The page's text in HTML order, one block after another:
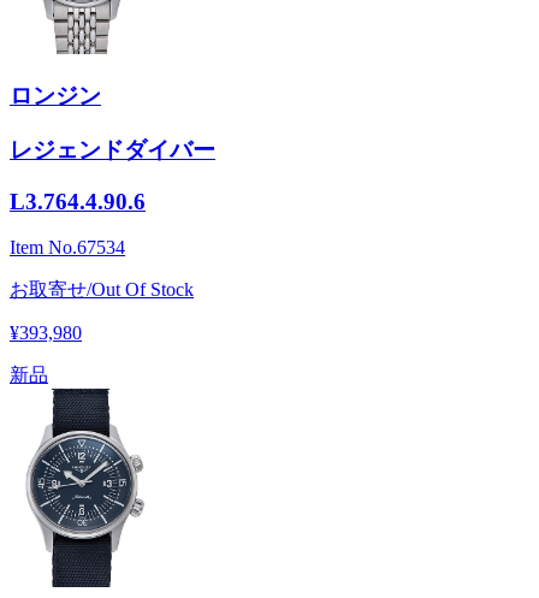
ロンジン
レジェンドダイバー
L3.764.4.90.6
Item No.67534
お取寄せ/Out Of Stock
¥393,980
新品